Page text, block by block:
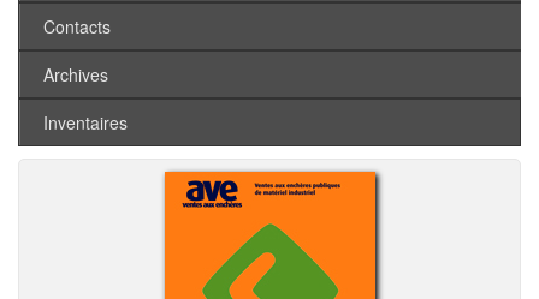
Contacts
Archives
Inventaires